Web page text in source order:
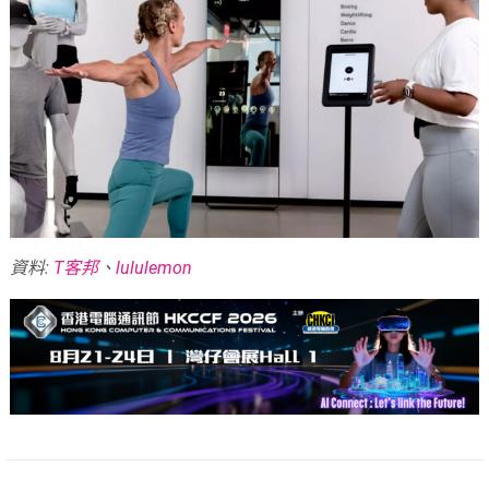
資料: T客邦、lululemon